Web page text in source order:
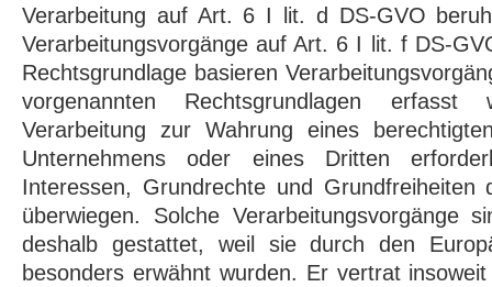
Verarbeitung auf Art. 6 I lit. d DS-GVO
Verarbeitungsvorgänge auf Art. 6 I lit. f DS-
Rechtsgrundlage basieren
vorgenannten Rechtsgrundlagen
Verarbeitung zur Wahrung eines
Unternehmens oder eines Dritten
Interessen, Grundrechte und Grundfreiheiten
überwiegen. Solche Verarbeitungsvorgänge
deshalb gestattet, weil sie durch den
besonders erwähnt wurden. Er vertrat